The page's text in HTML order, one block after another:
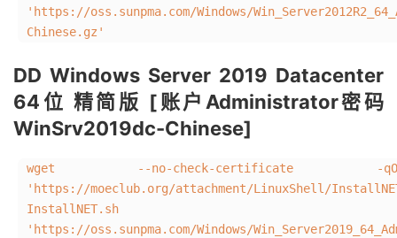
'https://oss.sunpma.com/Windows/
Chinese.gz'
DD Windows Server 2019 Datacenter
64位 精简版 [账户Administrator密码
WinSrv2019dc-Chinese]
wget --no-check-certificate -
'https://moeclub.org/attachment/LinuxShell/
'https://oss.sunpma.com/Windows/